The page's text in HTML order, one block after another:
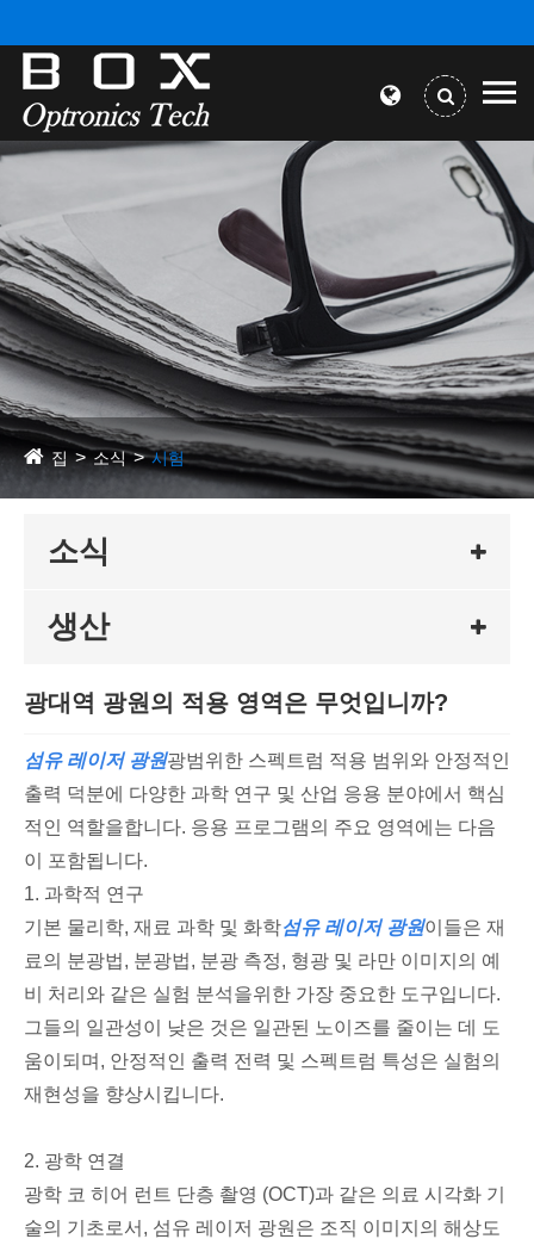
집 소식 시험
소식
생산
광대역 광원의 적용 영역은 무엇입니까?
섬유 레이저 광원광범위한 스펙트럼 적용 범위와 안정적인
출력 덕분에 다양한 과학 연구 및 산업 응용 분야에서 핵심
적인 역할을합니다. 응용 프로그램의 주요 영역에는 다음
이 포함됩니다.
1. 과학적 연구
기본 물리학, 재료 과학 및 화학섬유 레이저 광원이들은 재
료의 분광법, 분광법, 분광 측정, 형광 및 라만 이미지의 예
비 처리와 같은 실험 분석을위한 가장 중요한 도구입니다.
그들의 일관성이 낮은 것은 일관된 노이즈를 줄이는 데 도
움이되며, 안정적인 출력 전력 및 스펙트럼 특성은 실험의
재현성을 향상시킵니다.
2. 광학 연결
광학 코 히어 런트 단층 촬영 (OCT)과 같은 의료 시각화 기
술의 기초로서, 섬유 레이저 광원은 조직 이미지의 해상도